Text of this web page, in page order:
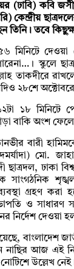
(ঢাবি) কবি
কেন্দ্রীয়
তিনি। তবে
মিনিটে
স্কুলে
তাকদীরে
২৮শে
১৮ মিনিটে
বাকি অংশ
বারী
মো.
ছাত্রদল, ঢাকা
সাংগঠনিক
গ্রহণ করা
ও সাধারণ
নির্দেশ দেওয়া
বাংলাদেশ
নাছির আজ এই
উল্লেখ